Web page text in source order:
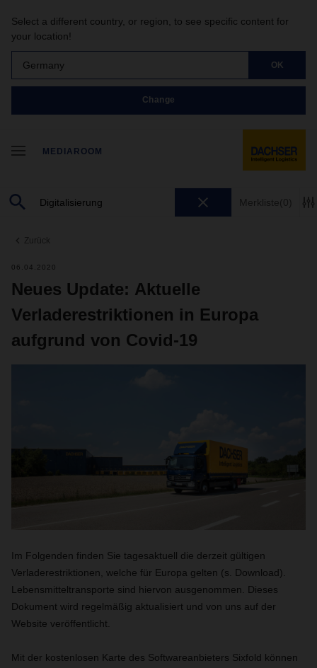
Select a different country, or region, to see specific content for
your location!
Germany OK
Change
MEDIAROOM
Merkliste(0)
Zurück
06.04.2020
Neues Update: Aktuelle
Verladerestriktionen in Europa
aufgrund von Covid-19
Im Folgenden finden Sie tagesaktuell die derzeit gültigen
Verladerestriktionen, welche für Europa gelten (s. Download).
Lebensmitteltransporte sind hiervon ausgenommen. Dieses
Dokument wird regelmäßig aktualisiert und von uns auf der
Website veröffentlicht.
Mit der kostenlosen Karte des Softwareanbieters Sixfold können